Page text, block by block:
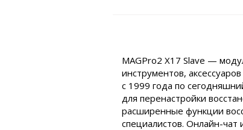
MAGPro2 X17 Slave —
инструментов,
с 1999 года по
для перенастройки
расширенные функции
специалистов. Онлайн-